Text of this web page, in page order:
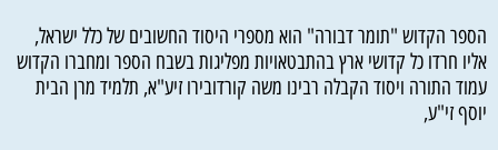
הספר הקדוש "תומר דבורה" הוא מספרי היסוד החשובים של כלל ישראל,
אליו חרדו כל קדושי ארץ בהתבטאויות מפליגות בשבח הספר ומחברו הקדוש
עמוד התורה ויסוד הקבלה רבינו משה קורדובירו זיע"א, תלמיד מרן הבית
יוסף זי"ע,